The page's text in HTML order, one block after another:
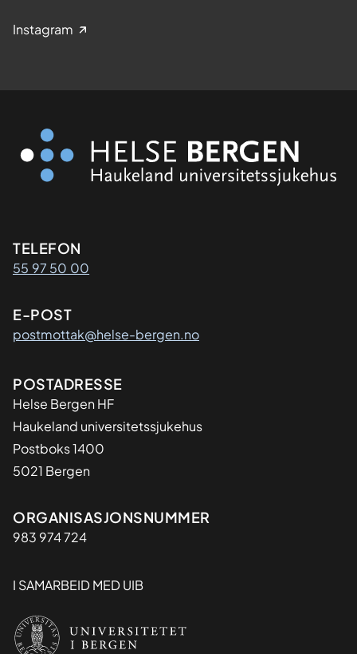
Instagram
Kontaktinformasjon
TELEFON
55 97 50 00
E-POST
postmottak@helse-bergen.no
Adresse
POSTADRESSE
Helse Bergen HF
Haukeland universitetssjukehus
Postboks 1400
5021 Bergen
Organisasjon
ORGANISASJONSNUMMER
983 974 724
I SAMARBEID MED UIB